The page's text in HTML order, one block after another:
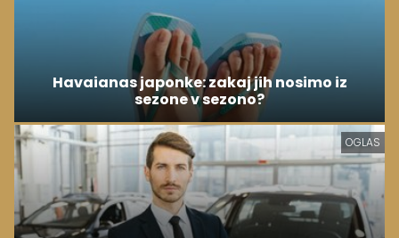
Havaianas japonke: zakaj jih nosimo iz
sezone v sezono?
OGLAS